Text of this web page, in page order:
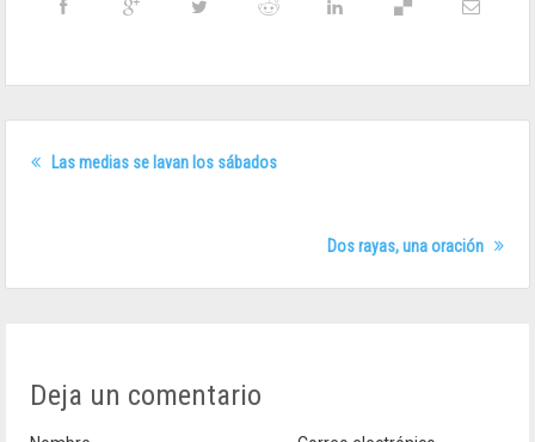
Las medias se lavan los sábados
Dos rayas, una oración
Deja un comentario